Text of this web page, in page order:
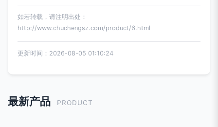
如若转载，请注明出处：
http://www.chuchengsz.com/product/6.html
更新时间：2026-08-05 01:10:24
最新产品 PRODUCT